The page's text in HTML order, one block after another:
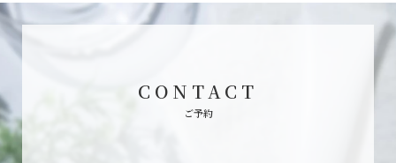
CONTACT
ご予約